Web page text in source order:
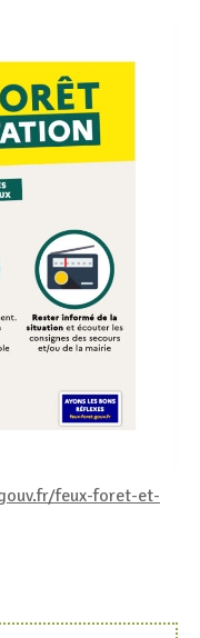
feux-foret-et-